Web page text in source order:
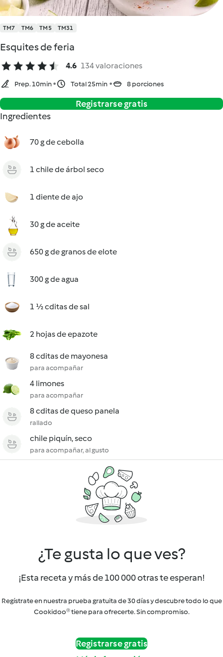
TM7 TM6 TM5 TM31
Esquites de feria
4.6 134 valoraciones
Prep. 10min Total 25min 8 porciones
Registrarse gratis
Ingredientes
70 g de cebolla
1 chile de árbol seco
1 diente de ajo
30 g de aceite
650 g de granos de elote
300 g de agua
1 ½ cditas de sal
2 hojas de epazote
8 cditas de mayonesa
para acompañar
4 limones
para acompañar
8 cditas de queso panela
rallado
chile piquín, seco
para acompañar, al gusto
¿Te gusta lo que ves?
¡Esta receta y más de 100 000 otras te esperan!
Regístrate en nuestra prueba gratuita de 30 días y descubre todo lo que
Cookidoo® tiene para ofrecerte. Sin compromiso.
Registrarse gratis